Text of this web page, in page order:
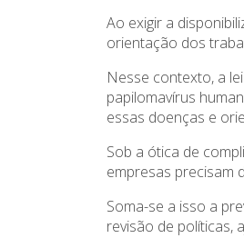
Ao exigir a
orientação dos
Nesse contexto, a
papilomavírus
essas doenças e
Sob a ótica de
empresas precisam
Soma-se a isso a
revisão de políticas,